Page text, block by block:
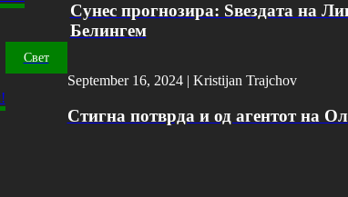
Сунес прогнозира: Ѕвездата на
Белингем
Свет
September 16, 2024 | Kristijan Trajchov
Стигна потврда и од агентот на